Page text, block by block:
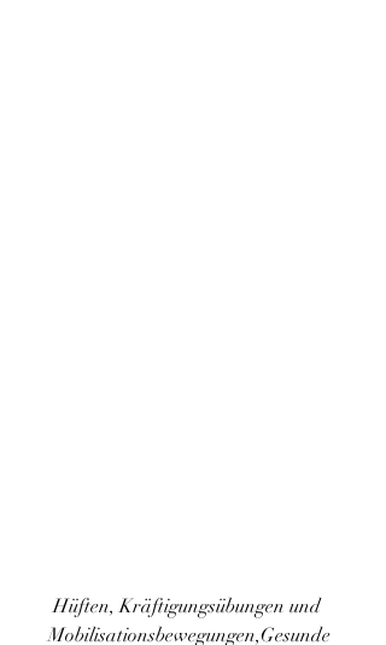
Hüften, Kräftigungsübungen und
Mobilisationsbewegungen,Gesunde